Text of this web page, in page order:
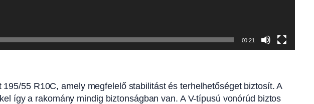
00:21
55 R10C, amely megfelelő stabilitást és terhelhetőséget biztosít. A
így a rakomány mindig biztonságban van. A V-típusú vonórúd biztos